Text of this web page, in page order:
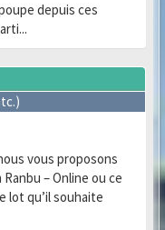
depuis ces
vous proposons
– Online ou ce
lot qu’il souhaite